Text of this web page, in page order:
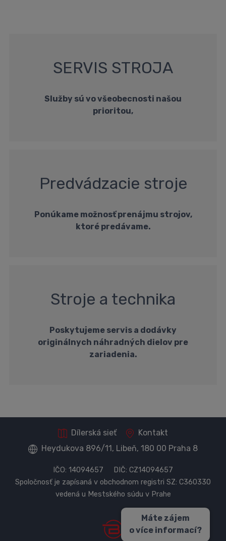
SERVIS STROJA
Služby sú vo všeobecnosti našou
prioritou,
Predvádzacie stroje
Ponúkame možnosť prenájmu strojov,
ktoré predávame.
Stroje a technika
Poskytujeme servis a dodávky
originálnych náhradných dielov pre
zariadenia.
Dílerská sieť
Kontakt
Heydukova 896/11, Libeň, 180 00 Praha 8
IČO: 14094657 DIČ: CZ14094657
Spoločnosť je zapísaná v obchodnom registri SZ: C360330
vedená u Mestského súdu v Prahe
Máte zájem
o více informací?